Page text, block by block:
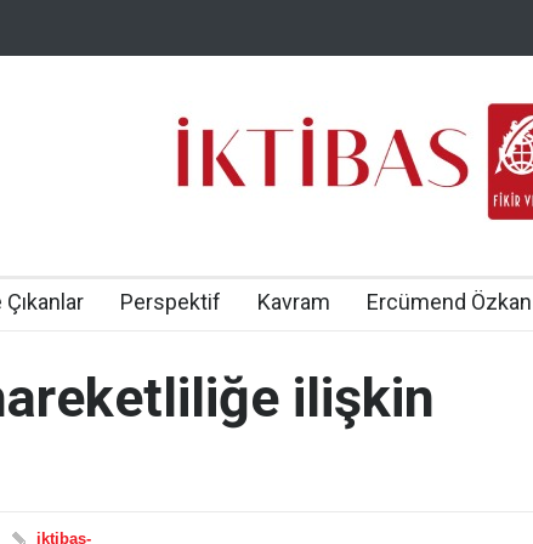
Çıkanlar Perspektif Kavram Ercümend Özkan
ilişkin
iktibas-